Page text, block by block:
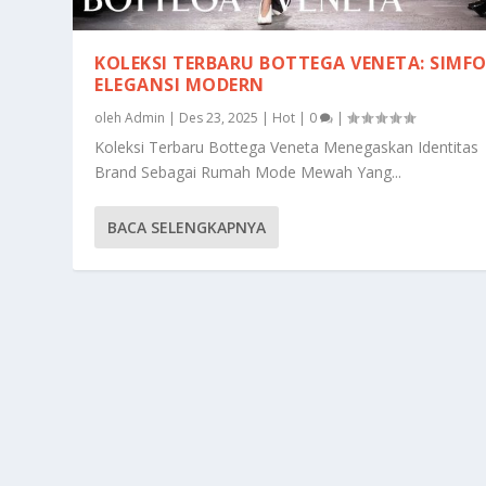
KOLEKSI TERBARU BOTTEGA VENETA:
ELEGANSI MODERN
olehAdmin | Des 23, 2025 | Hot | 0 |
Koleksi Terbaru Bottega Veneta Menegaskan Identitas
Brand Sebagai Rumah Mode Mewah Yang...
BACA SELENGKAPNYA